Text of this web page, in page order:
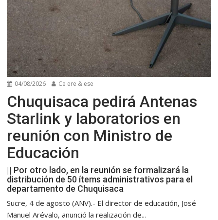
04/08/2026 Ce ere & ese
Chuquisaca pedirá Antenas
Starlink y laboratorios en
reunión con Ministro de
Educación
|| Por otro lado, en la reunión se formalizará la
distribución de 50 ítems administrativos para el
departamento de Chuquisaca
Sucre, 4 de agosto (ANV).- El director de educación, José
Manuel Arévalo, anunció la realización de...